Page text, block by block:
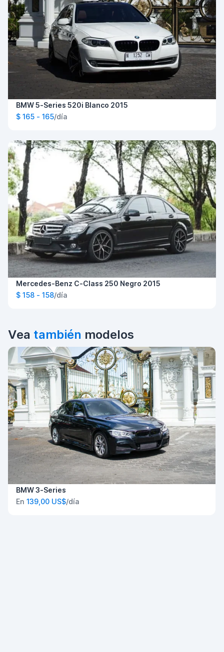
BMW 5-Series 520i Blanco 2015
$ 165 - 165/día
Mercedes-Benz C-Class 250 Negro 2015
$ 158 - 158/día
Vea también modelos
BMW 3-Series
En 139,00 US$/día